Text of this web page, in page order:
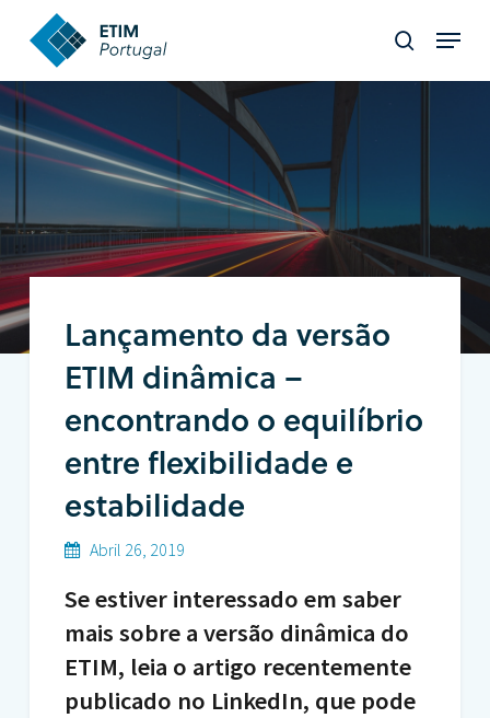
main
content
search
Menu
Lançamento da versão
ETIM dinâmica –
encontrando o equilíbrio
entre flexibilidade e
estabilidade
Abril 26, 2019
Se estiver interessado em saber
mais sobre a versão dinâmica do
ETIM, leia o artigo recentemente
publicado no LinkedIn, que pode